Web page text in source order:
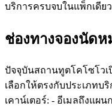
บริการครบจบในแพ็กเดียว
ช่องทางจองนัด
ปัจจุบันสถานทูตโคโซโว
เลือกให้ตรงกับประเภทบ
เคาน์เตอร์: - อีเมลถึงแผ